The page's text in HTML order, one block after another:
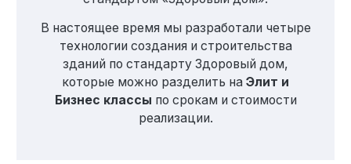
В настоящее время мы разработали четыре
технологии создания и строительства
зданий по стандарту Здоровый дом,
которые можно разделить на Элит и
Бизнес классы по срокам и стоимости
реализации.